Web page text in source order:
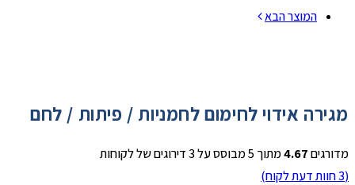
המוצר הבא
מגירה אידוי לחימום לחמניות / פיתות / לחם
מדורגים4.67מתוך 5 מבוסס על 3דירוגים של לקוחות
3חוות דעת לקוח)